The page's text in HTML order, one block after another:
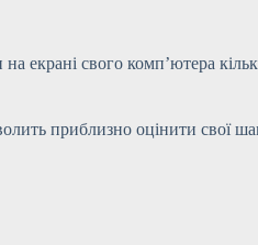
екрані свого комп’ютера
приблизно оцінити свої